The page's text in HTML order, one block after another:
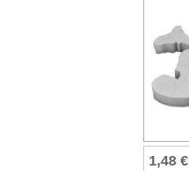
1,48 €